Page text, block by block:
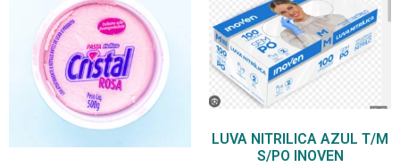
LUVA NITRILICA AZUL T/M
S/PO INOVEN